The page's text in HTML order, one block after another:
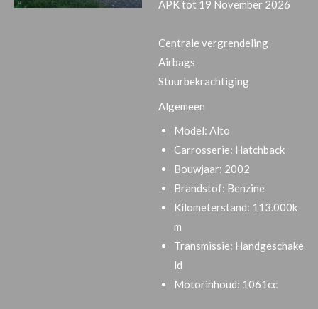
APK tot 19 November 2026
Centrale vergrendeling
Airbags
Stuurbekrachtiging
Algemeen
Model: Alto
Carrosserie: Hatchback
Bouwjaar: 2002
Brandstof: Benzine
Kilometerstand: 113.000k
m
Transmissie: Handgeschake
ld
Motorinhoud: 1061cc